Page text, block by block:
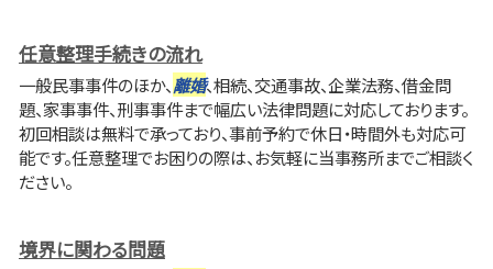
任意整理手続きの流れ
一般民事事件のほか、離婚、相続、交通事故、企業法務、借金問
題、家事事件、刑事事件まで幅広い法律問題に対応しております。
初回相談は無料で承っており、事前予約で休日・時間外も対応可
能です。任意整理でお困りの際は、お気軽に当事務所までご相談く
ださい。
境界に関わる問題